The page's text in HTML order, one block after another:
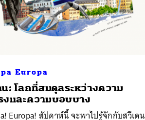
Europa
น: โลกที่สมดุลระหว่างความ
งและความบอบบาง
Europa! สัปดาห์นี้ จะพาไปรู้จักกับสวีเดน